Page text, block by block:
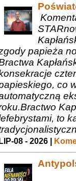
papieża
co
to
LIP-08 - 2026 |